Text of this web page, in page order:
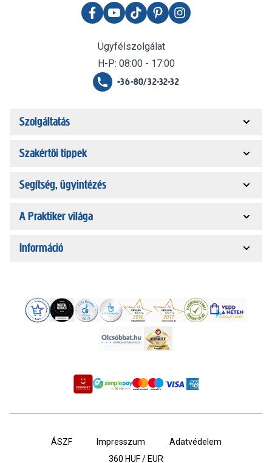
Ügyfélszolgálat
H-P: 08:00 - 17:00
+36-80/32-32-32
Szolgáltatás
Szakértői tippek
Segítség, ügyintézés
A Praktiker világa
Információ
ÁSZF Impresszum
Adatvédelem
360 HUF / EUR